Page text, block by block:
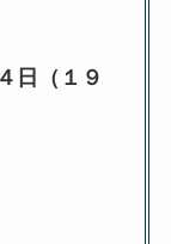
日（１９